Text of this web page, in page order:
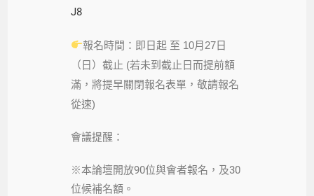
J8
報名時間：即日起 至 10月27日
（日）截止 (若未到截止日而提前額
滿，將提早關閉報名表單，敬請報名
從速)
會議提醒：
※本論壇開放90位與會者報名，及30
位候補名額。